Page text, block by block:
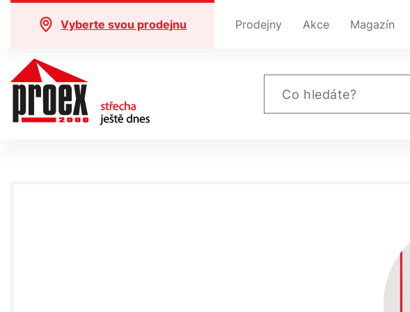
Vyberte svou prodejnu Prodejny Akce Magazín